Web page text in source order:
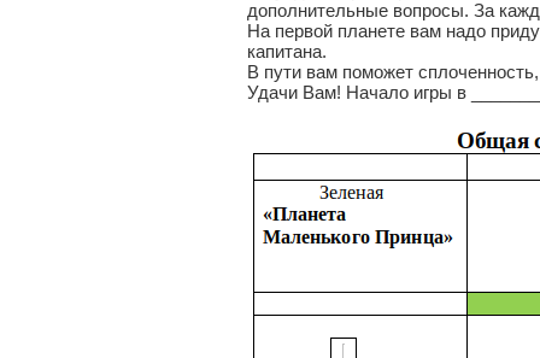
дополнительные вопросы. За
На первой планете вам надо
капитана.
В пути вам поможет
Удачи Вам! Начало игры в